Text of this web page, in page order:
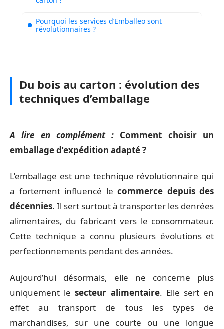
Pourquoi les services d’Emballeo sont
révolutionnaires ?
Du bois au carton : évolution des
techniques d’emballage
A lire en complément : Comment choisir un
emballage d’expédition adapté ?
L’emballage est une technique révolutionnaire qui
a fortement influencé le commerce depuis des
décennies. Il sert surtout à transporter les denrées
alimentaires, du fabricant vers le consommateur.
Cette technique a connu plusieurs évolutions et
perfectionnements pendant des années.
Aujourd’hui désormais, elle ne concerne plus
uniquement le secteur alimentaire. Elle sert en
effet au transport de tous les types de
marchandises, sur une courte ou une longue